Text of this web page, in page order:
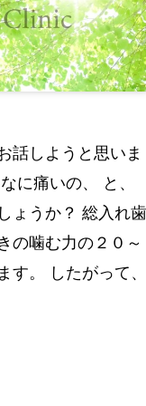
話しようと思いま
に痛いの、 と、
ょうか？ 総入れ歯
の噛む力の２０～
す。 したがって、